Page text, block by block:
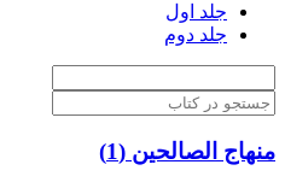
جلد اول
جلد دوم
منهاج الصالحین (1)